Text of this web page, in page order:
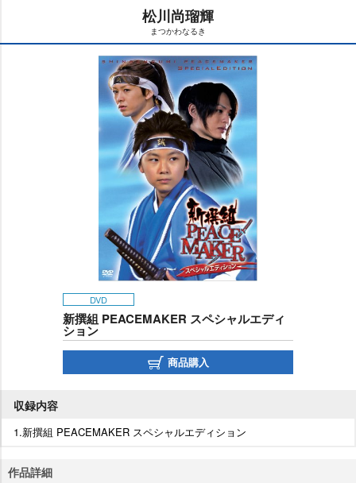
松川尚瑠輝
まつかわなるき
DVD
新撰組 PEACEMAKER スペシャルエディ
ション
商品購入
収録内容
1.新撰組 PEACEMAKER スペシャルエディション
作品詳細